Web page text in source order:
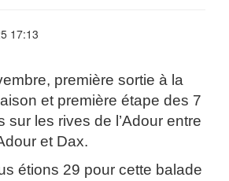
17:13
première sortie à la
et première étape des 7
sur les rives de l’Adour entre
et Dax.
étions 29 pour cette balade